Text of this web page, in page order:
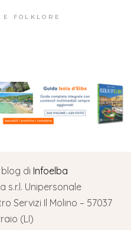
FOLKLORE
blog di Infoelba
s.r.l. Unipersonale
Servizi Il Molino – 57037
(LI)